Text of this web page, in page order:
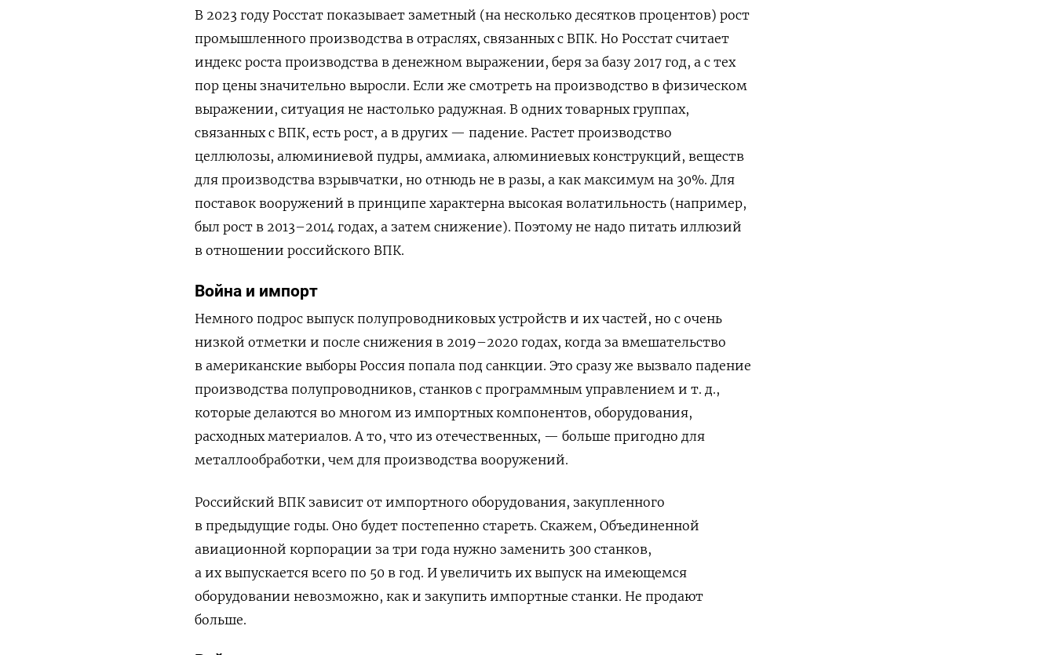
В 2023 году Росстат показывает заметный (на несколько десятков процентов) рост
промышленного производства в отраслях, связанных с ВПК. Но Росстат считает
индекс роста производства в денежном выражении, беря за базу 2017 год, а с тех
пор цены значительно выросли. Если же смотреть на производство в физическом
выражении, ситуация не настолько радужная. В одних товарных группах,
связанных с ВПК, есть рост, а в других — падение. Растет производство
целлюлозы, алюминиевой пудры, аммиака, алюминиевых конструкций, веществ
для производства взрывчатки, но отнюдь не в разы, а как максимум на 30%. Для
поставок вооружений в принципе характерна высокая волатильность (например,
был рост в 2013–2014 годах, а затем снижение). Поэтому не надо питать иллюзий
в отношении российского ВПК.
Война и импорт
Немного подрос выпуск полупроводниковых устройств и их частей, но с очень
низкой отметки и после снижения в 2019–2020 годах, когда за вмешательство
в американские выборы Россия попала под санкции. Это сразу же вызвало падение
производства полупроводников, станков с программным управлением и т. д.,
которые делаются во многом из импортных компонентов, оборудования,
расходных материалов. А то, что из отечественных, — больше пригодно для
металлообработки, чем для производства вооружений.
Российский ВПК зависит от импортного оборудования, закупленного
в предыдущие годы. Оно будет постепенно стареть. Скажем, Объединенной
авиационной корпорации за три года нужно заменить 300 станков,
а их выпускается всего по 50 в год. И увеличить их выпуск на имеющемся
оборудовании невозможно, как и закупить импортные станки. Не продают
больше.